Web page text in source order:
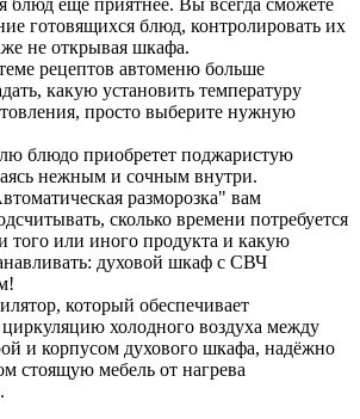
блюд ещё приятнее. Вы всегда сможете
готовящихся блюд, контролировать их
не открывая шкафа.
рецептов автоменю больше
какую установить температуру
просто выберите нужную
блюдо приобретет поджаристую
нежным и сочным внутри.
разморозка" вам
сколько времени потребуется
того или иного продукта и какую
духовой шкаф с СВЧ
который обеспечивает
холодного воздуха между
и корпусом духового шкафа, надёжно
стоящую мебель от нагрева